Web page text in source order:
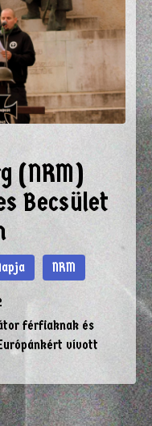
(NRM)
Becsület
NRM
férfiaknak és
vívott